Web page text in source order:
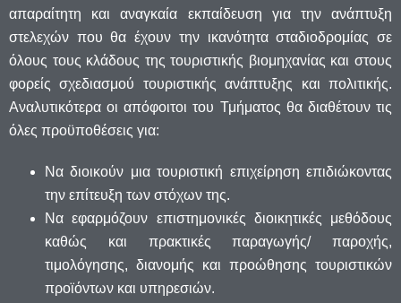
απαραίτητη και αναγκαία εκπαίδευση για την ανάπτυξη
στελεχών που θα έχουν την ικανότητα σταδιοδρομίας σε
όλους τους κλάδους της τουριστικής βιομηχανίας και στους
φορείς σχεδιασμού τουριστικής ανάπτυξης και πολιτικής.
Αναλυτικότερα οι απόφοιτοι του Τμήματος θα διαθέτουν τις
όλες προϋποθέσεις για:
Να διοικούν μια τουριστική επιχείρηση επιδιώκοντας
την επίτευξη των στόχων της.
Να εφαρμόζουν επιστημονικές διοικητικές μεθόδους
καθώς και πρακτικές παραγωγής/ παροχής,
τιμολόγησης, διανομής και προώθησης τουριστικών
προϊόντων και υπηρεσιών.